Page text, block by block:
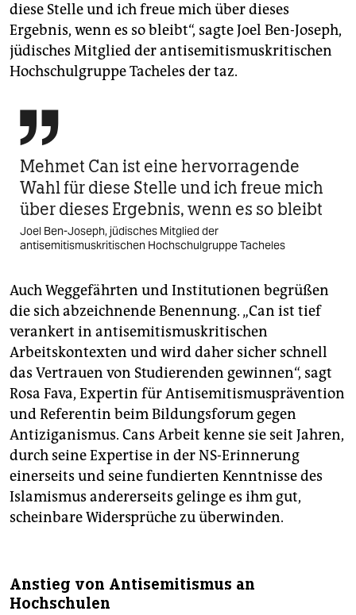
diese Stelle und ich freue mich über dieses
Ergebnis, wenn es so bleibt“, sagte Joel Ben-Joseph,
jüdisches Mitglied der antisemitismuskritischen
Hochschulgruppe Tacheles der taz.

Mehmet Can ist eine hervorragende
Wahl für diese Stelle und ich freue mich
über dieses Ergebnis, wenn es so bleibt
Joel Ben-Joseph, jüdisches Mitglied der
antisemitismuskritischen Hochschulgruppe Tacheles
Auch Weggefährten und Institutionen begrüßen
die sich abzeichnende Benennung. „Can ist tief
verankert in antisemitismuskritischen
Arbeitskontexten und wird daher sicher schnell
das Vertrauen von Studierenden gewinnen“, sagt
Rosa Fava, Expertin für Antisemitismusprävention
und Referentin beim Bildungsforum gegen
Antiziganismus. Cans Arbeit kenne sie seit Jahren,
durch seine Expertise in der NS-Erinnerung
einerseits und seine fundierten Kenntnisse des
Islamismus andererseits gelinge es ihm gut,
scheinbare Widersprüche zu überwinden.
Anstieg von Antisemitismus an
Hochschulen